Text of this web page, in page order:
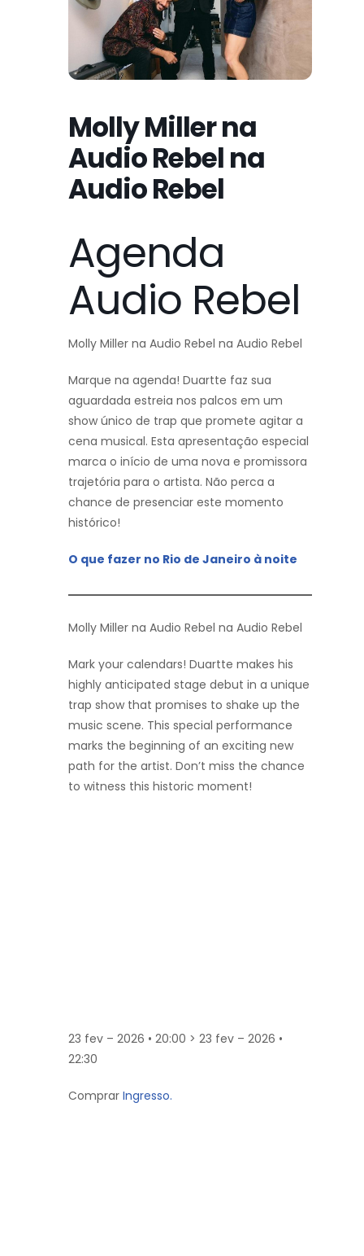
Molly Miller na
Audio Rebel na
Audio Rebel
Agenda
Audio Rebel
Molly Miller na Audio Rebel na Audio Rebel
Marque na agenda! Duartte faz sua
aguardada estreia nos palcos em um
show único de trap que promete agitar a
cena musical. Esta apresentação especial
marca o início de uma nova e promissora
trajetória para o artista. Não perca a
chance de presenciar este momento
histórico!
O que fazer no Rio de Janeiro à noite
Molly Miller na Audio Rebel na Audio Rebel
Mark your calendars! Duartte makes his
highly anticipated stage debut in a unique
trap show that promises to shake up the
music scene. This special performance
marks the beginning of an exciting new
path for the artist. Don’t miss the chance
to witness this historic moment!
23 fev – 2026 • 20:00 > 23 fev – 2026 •
22:30
Comprar Ingresso.